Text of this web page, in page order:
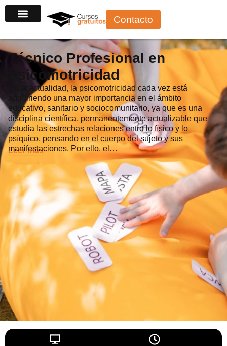
al
Contacto
Técnico Profesional en
Psicomotricidad
En la actualidad, la psicomotricidad cada vez está
adquiriendo una mayor importancia en el ámbito
educativo, sanitario y sociocomunitario, ya que es una
disciplina científica, permanentemente actualizable que
estudia las estrechas relaciones entre lo físico y lo
psíquico, pensando en el cuerpo del sujeto y sus
manifestaciones. Por ello, el…
Leer más